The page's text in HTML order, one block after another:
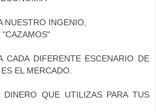
NUESTRO INGENIO,
CADA DIFERENTE ESCENARIO DE
EL MERCADO.
DINERO QUE UTILIZAS PARA TUS